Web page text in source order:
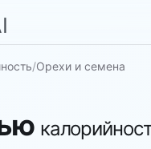
/Орехи и семена